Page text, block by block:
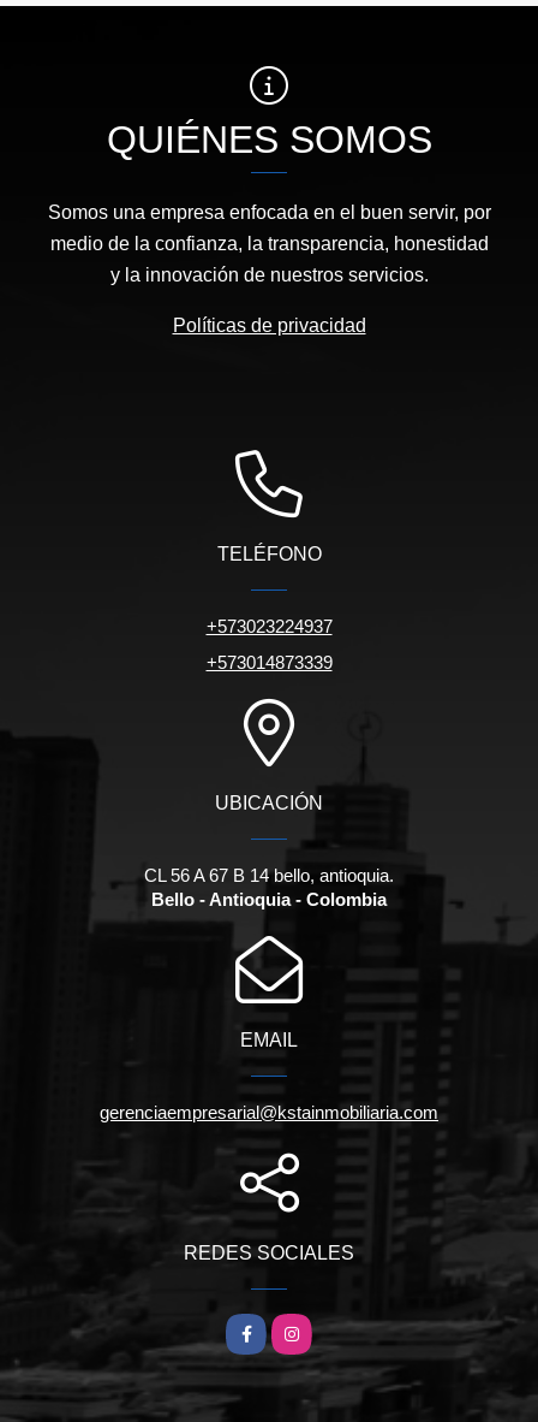
QUIÉNES SOMOS
Somos una empresa enfocada en el buen servir, por
medio de la confianza, la transparencia, honestidad
y la innovación de nuestros servicios.
Políticas de privacidad
TELÉFONO
+573023224937
+573014873339
UBICACIÓN
CL 56 A 67 B 14 bello, antioquia.
Bello - Antioquia - Colombia
EMAIL
gerenciaempresarial@kstainmobiliaria.com
REDES SOCIALES
FacebookInstagram